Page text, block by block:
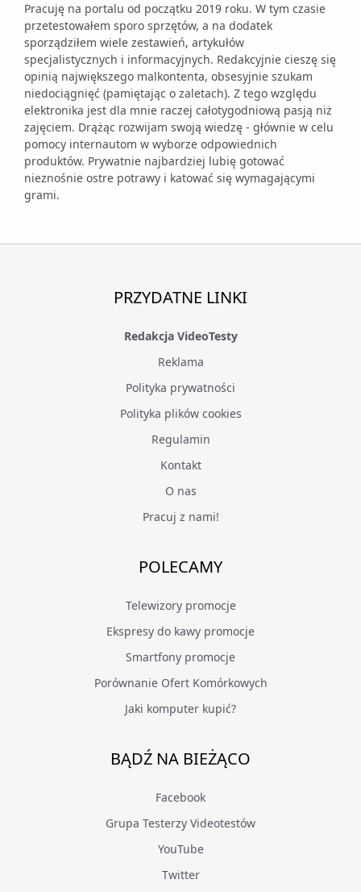
Pracuję na portalu od początku 2019 roku. W tym czasie
przetestowałem sporo sprzętów, a na dodatek
sporządziłem wiele zestawień, artykułów
specjalistycznych i informacyjnych. Redakcyjnie cieszę się
opinią największego malkontenta, obsesyjnie szukam
niedociągnięć (pamiętając o zaletach). Z tego względu
elektronika jest dla mnie raczej całotygodniową pasją niż
zajęciem. Drążąc rozwijam swoją wiedzę - głównie w celu
pomocy internautom w wyborze odpowiednich
produktów. Prywatnie najbardziej lubię gotować
nieznośnie ostre potrawy i katować się wymagającymi
grami.
PRZYDATNE LINKI
Redakcja VideoTesty
Reklama
Polityka prywatności
Polityka plików cookies
Regulamin
Kontakt
O nas
Pracuj z nami!
POLECAMY
Telewizory promocje
Ekspresy do kawy promocje
Smartfony promocje
Porównanie Ofert Komórkowych
Jaki komputer kupić?
BĄDŹ NA BIEŻĄCO
Facebook
Grupa Testerzy Videotestów
YouTube
Twitter